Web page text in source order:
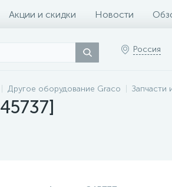
Акции и скидки Новости
Россия
Другое оборудование Graco Запчасти